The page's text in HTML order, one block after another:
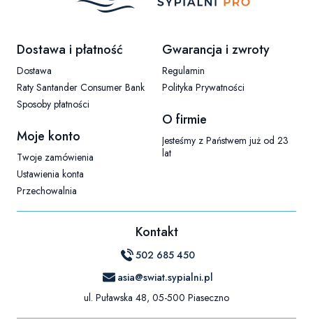
Linki w stopce
Dostawa i płatność
Dostawa
Raty Santander Consumer Bank
Sposoby płatności
Moje konto
Twoje zamówienia
Ustawienia konta
Przechowalnia
Gwarancja i zwroty
Regulamin
Polityka Prywatności
O firmie
Jesteśmy z Państwem już od 23
lat
Kontakt
502 685 450
asia@swiat.sypialni.pl
ul. Puławska 48, 05-500 Piaseczno